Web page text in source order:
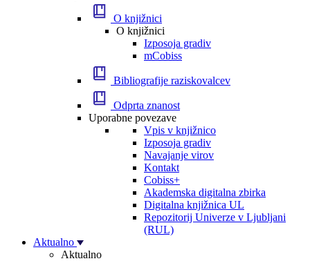
O knjižnici
O knjižnici
Izposoja gradiv
mCobiss
Bibliografije raziskovalcev
Odprta znanost
Uporabne povezave
Vpis v knjižnico
Izposoja gradiv
Navajanje virov
Kontakt
Cobiss+
Akademska digitalna zbirka
Digitalna knjižnica UL
Repozitorij Univerze v Ljubljani
(RUL)
Aktualno
Aktualno